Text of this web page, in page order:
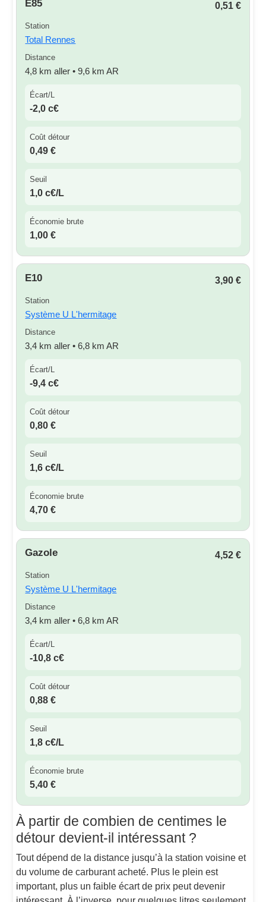
E85 0,51 €
Station
Total Rennes
Distance
4,8 km aller • 9,6 km AR
Écart/L
-2,0 c€
Coût détour
0,49 €
Seuil
1,0 c€/L
Économie brute
1,00 €
E10 3,90 €
Station
Système U L'hermitage
Distance
3,4 km aller • 6,8 km AR
Écart/L
-9,4 c€
Coût détour
0,80 €
Seuil
1,6 c€/L
Économie brute
4,70 €
Gazole 4,52 €
Station
Système U L'hermitage
Distance
3,4 km aller • 6,8 km AR
Écart/L
-10,8 c€
Coût détour
0,88 €
Seuil
1,8 c€/L
Économie brute
5,40 €
À partir de combien de centimes le
détour devient-il intéressant ?
Tout dépend de la distance jusqu’à la station voisine et
du volume de carburant acheté. Plus le plein est
important, plus un faible écart de prix peut devenir